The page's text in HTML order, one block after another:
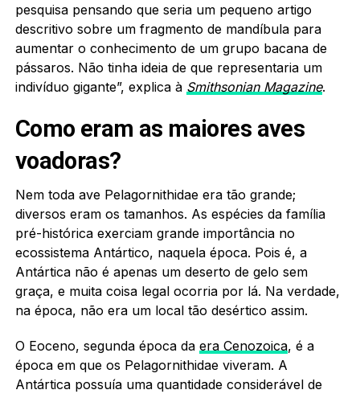
pesquisa pensando que seria um pequeno artigo
descritivo sobre um fragmento de mandíbula para
aumentar o conhecimento de um grupo bacana de
pássaros. Não tinha ideia de que representaria um
indivíduo gigante”, explica à Smithsonian Magazine.
Como eram as maiores aves
voadoras?
Nem toda ave Pelagornithidae era tão grande;
diversos eram os tamanhos. As espécies da família
pré-histórica exerciam grande importância no
ecossistema Antártico, naquela época. Pois é, a
Antártica não é apenas um deserto de gelo sem
graça, e muita coisa legal ocorria por lá. Na verdade,
na época, não era um local tão desértico assim.
O Eoceno, segunda época da era Cenozoica, é a
época em que os Pelagornithidae viveram. A
Antártica possuía uma quantidade considerável de